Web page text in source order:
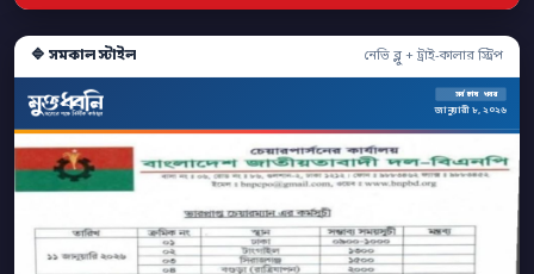
🔷 সমকাল স্টাইল নেভি ব্লু + ট্রাই-কালার স্ট্রিপ
সর্বশেষ খবর
জানুয়ারী ৮, ২০২৬